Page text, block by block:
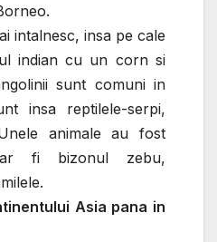
insa pe cale
indian cu un corn si
sunt comuni in
insa reptilele-serpi,
animale au fost
ar fi bizonul zebu,
Asia pana in